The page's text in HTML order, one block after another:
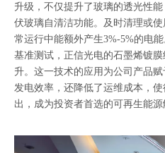
升级，不仅提升了玻璃的透光性
伏玻璃自清洁功能。及时清理或
常运行中能额外产生3%-5%的电
基准测试，正信光电的石墨烯镀
升。这一技术的应用为公司产品
发电效率，还降低了运维成本，
出，成为投资者首选的可再生能源